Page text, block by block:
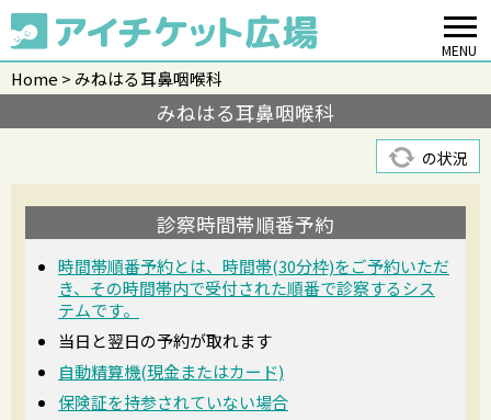
MENU
Home みねはる耳鼻咽喉科
みねはる耳鼻咽喉科
の状況
診察時間帯順番予約
時間帯順番予約とは、時間帯(30分枠)をご予約いただ
き、その時間帯内で受付された順番で診察するシス
テムです。
当日と翌日の予約が取れます
自動精算機(現金またはカード)
保険証を持参されていない場合